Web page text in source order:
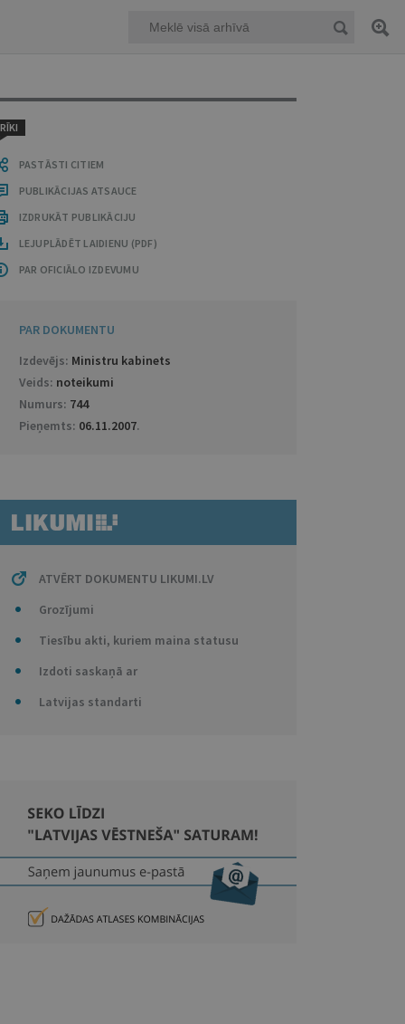
RĪKI
PASTĀSTI CITIEM
PUBLIKĀCIJAS ATSAUCE
IZDRUKĀT PUBLIKĀCIJU
LEJUPLĀDĒT LAIDIENU (PDF)
PAR OFICIĀLO IZDEVUMU
PAR DOKUMENTU
Izdevējs: Ministru kabinets
Veids: noteikumi
Numurs: 744
Pieņemts: 06.11.2007.
ATVĒRT DOKUMENTU LIKUMI.LV
Grozījumi
Tiesību akti, kuriem maina statusu
Izdoti saskaņā ar
Latvijas standarti